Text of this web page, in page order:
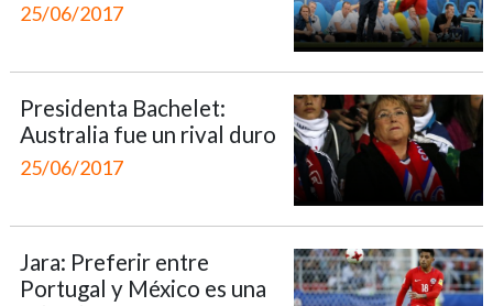
25/06/2017
Presidenta Bachelet:
Australia fue un rival duro
25/06/2017
Jara: Preferir entre
Portugal y México es una